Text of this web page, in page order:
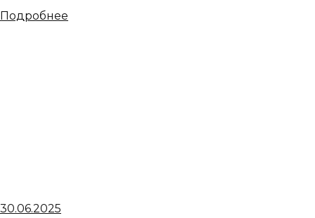
Подробнее
30.06.2025